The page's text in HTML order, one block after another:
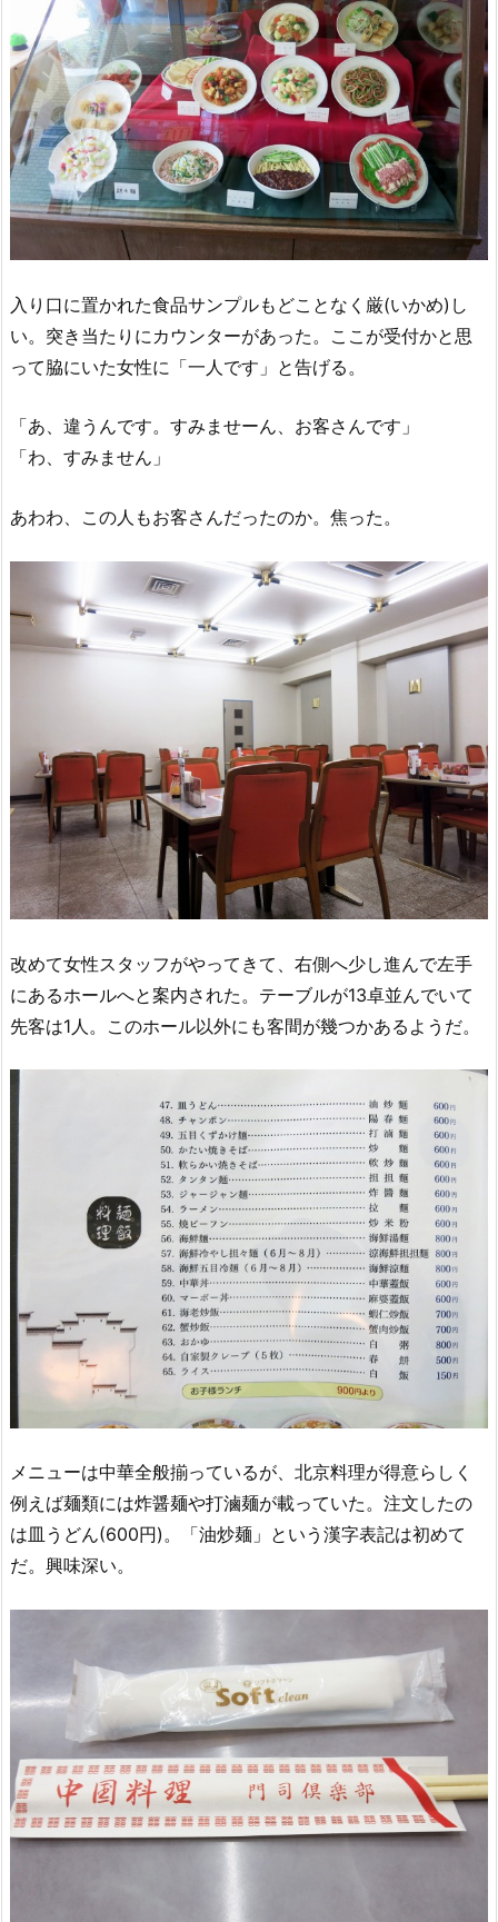
入り口に置かれた食品サンプルもどことなく厳(いかめ)し
い。突き当たりにカウンターがあった。ここが受付かと思
って脇にいた女性に「一人です」と告げる。
「あ、違うんです。すみませーん、お客さんです」
「わ、すみません」
あわわ、この人もお客さんだったのか。焦った。
改めて女性スタッフがやってきて、右側へ少し進んで左手
にあるホールへと案内された。テーブルが13卓並んでいて
先客は1人。このホール以外にも客間が幾つかあるようだ。
メニューは中華全般揃っているが、北京料理が得意らしく
例えば麺類には炸醤麺や打滷麺が載っていた。注文したの
は皿うどん(600円)。「油炒麺」という漢字表記は初めて
だ。興味深い。